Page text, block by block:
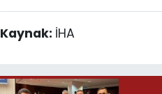
Kaynak: İHA